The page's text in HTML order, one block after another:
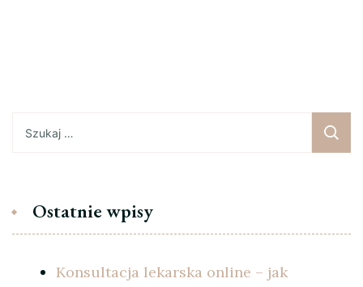
Ostatnie wpisy
Konsultacja lekarska online – jak